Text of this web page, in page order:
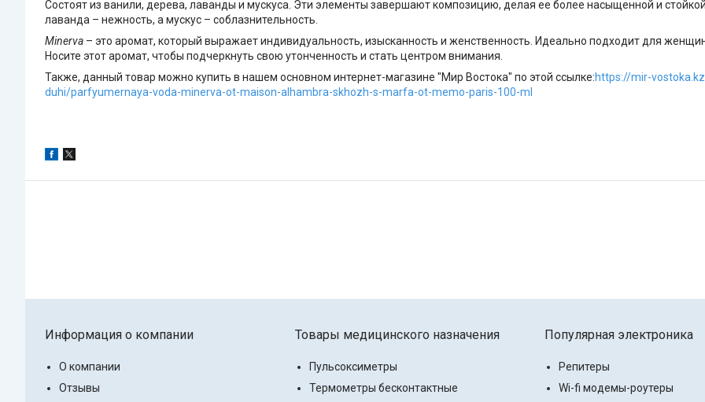
Состоят из ванили, дерева, лаванды и мускуса. Эти элементы завершают композицию, делая ее более насыщенной и
лаванда – нежность, а мускус – соблазнительность.
Minerva – это аромат, который выражает индивидуальность, изысканность и женственность. Идеально подходит для
Носите этот аромат, чтобы подчеркнуть свою утонченность и стать центром внимания.
Также, данный товар можно купить в нашем основном интернет-магазине "Мир Востока" по этой ссылке:https://mir-
duhi/parfyumernaya-voda-minerva-ot-maison-alhambra-skhozh-s-marfa-ot-memo-paris-100-ml
Информация о компании
О компании
Отзывы
Товары медицинского назначения
Пульсоксиметры
Термометры бесконтактные
Популярная электроника
Репитеры
Wi-fi модемы-роутеры